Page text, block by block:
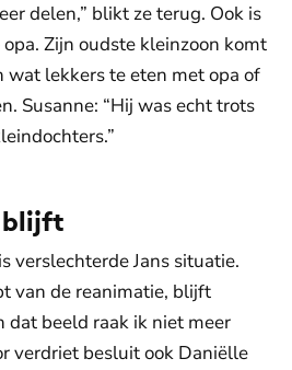
delen,” blikt ze terug. Ook is
Zijn oudste kleinzoon komt
wat lekkers te eten met opa of
Susanne: “Hij was echt trots
blijft
verslechterde Jans situatie.
van de reanimatie, blijft
dat beeld raak ik niet meer
verdriet besluit ook Daniëlle